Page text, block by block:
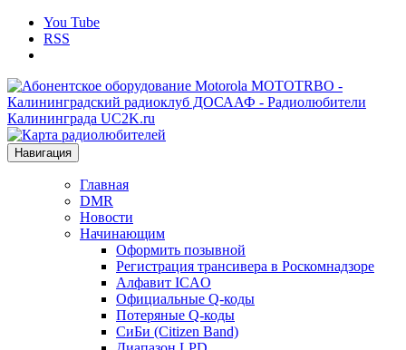
You Tube
RSS
Навигация
Главная
DMR
Новости
Начинающим
Оформить позывной
Регистрация трансивера в Роскомнадзоре
Алфавит ICAO
Официальные Q-коды
Потеряные Q-коды
СиБи (Citizen Band)